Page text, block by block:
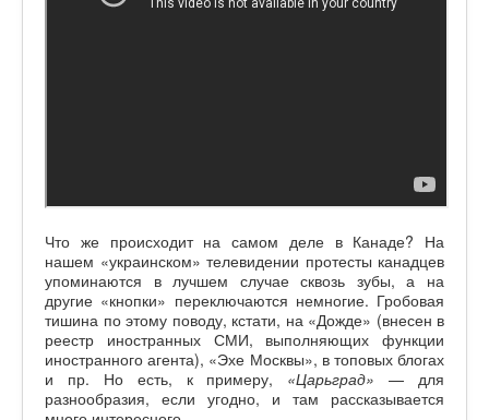
Что же происходит на самом деле в Канаде? На
нашем «украинском» телевидении протесты канадцев
упоминаются в лучшем случае сквозь зубы, а на
другие «кнопки» переключаются немногие. Гробовая
тишина по этому поводу, кстати, на «Дожде» (внесен в
реестр иностранных СМИ, выполняющих функции
иностранного агента), «Эхе Москвы», в топовых блогах
и пр. Но есть, к примеру, «Царьград» — для
разнообразия, если угодно, и там рассказывается